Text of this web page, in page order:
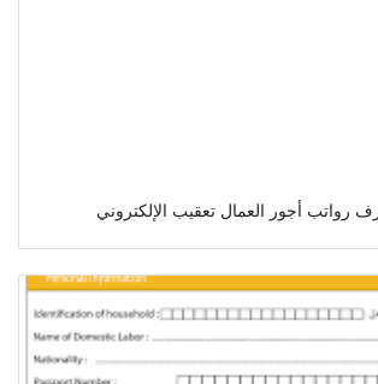
رواتب أجور العمال تعقيب الإلكتروني